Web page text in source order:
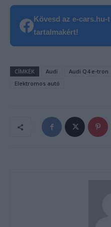
Kövesd az e-cars.hu-
tartalmakért!
CÍMKÉK Audi Audi Q4 e-tron
Elektromos autó